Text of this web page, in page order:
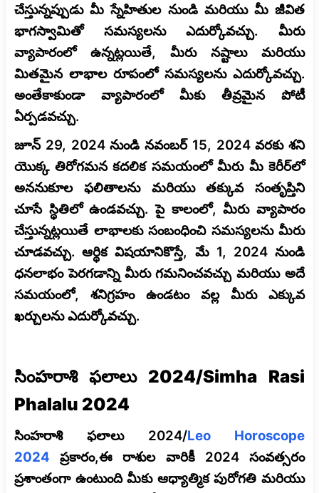
చేస్తున్నప్పుడు మీ స్నేహితుల నుండి మరియు మీ జీవిత
భాగస్వామితో సమస్యలను ఎదుర్కోవచ్చు. మీరు
వ్యాపారంలో ఉన్నట్లయితే, మీరు నష్టాలు మరియు
మితమైన లాభాల రూపంలో సమస్యలను ఎదుర్కోవచ్చు.
అంతేకాకుండా వ్యాపారంలో మీకు తీవ్రమైన పోటీ
ఏర్పడవచ్చు.
జూన్ 29, 2024 నుండి నవంబర్ 15, 2024 వరకు శని
యొక్క తిరోగమన కదలిక సమయంలో మీరు మీ కెరీర్‌లో
అననుకూల ఫలితాలను మరియు తక్కువ సంతృప్తిని
చూసే స్థితిలో ఉండవచ్చు. పై కాలంలో, మీరు వ్యాపారం
చేస్తున్నట్లయితే లాభాలకు సంబంధించి సమస్యలను మీరు
చూడవచ్చు. ఆర్థిక విషయానికొస్తే, మే 1, 2024 నుండి
ధనలాభం పెరగడాన్ని మీరు గమనించవచ్చు మరియు అదే
సమయంలో, శనిగ్రహం ఉండటం వల్ల మీరు ఎక్కువ
ఖర్చులను ఎదుర్కోవచ్చు.
సింహరాశి ఫలాలు 2024/Simha Rasi
Phalalu 2024
సింహరాశి ఫలాలు 2024/Leo Horoscope
2024 ప్రకారం,ఈ రాశుల వారికీ 2024 సంవత్సరం
ప్రశాంతంగా ఉంటుంది మీకు ఆధ్యాత్మిక పురోగతి మరియు